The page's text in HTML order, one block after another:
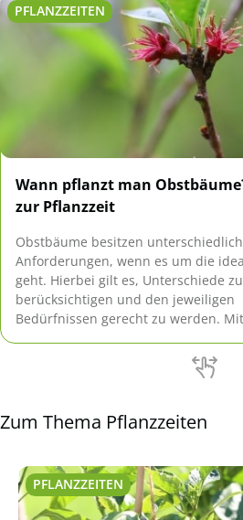
PFLANZZEITEN
Wann pflanzt man
zur Pflanzzeit
Obstbäume besitzen
Anforderungen, wenn es um die
geht. Hierbei gilt es, Unterschiede zu
berücksichtigen und den jeweiligen
Bedürfnissen gerecht zu werden.
Zum Thema Pflanzzeiten
PFLANZZEITEN